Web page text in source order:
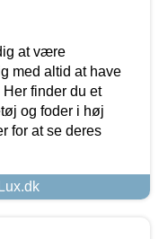
at være
med altid at have
finder du et
og foder i høj
for at se deres